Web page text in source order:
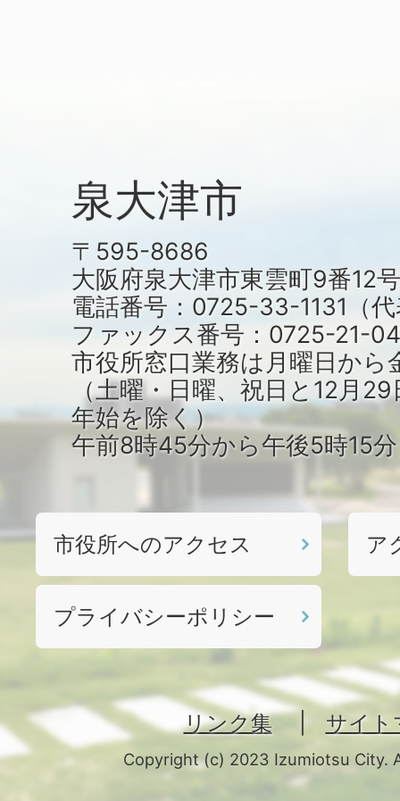
泉大津市
〒595-8686
大阪府泉大津市東雲町9番12号
電話番号：0725-33-1131（
ファックス番号：0725-21-
市役所窓口業務は月曜日から
（土曜・日曜、祝日と12月
年始を除く）
午前8時45分から午後5時15
市役所へのアクセス ア
プライバシーポリシー
リンク集 サイト
Copyright (c) 2023 Izumiotsu City.